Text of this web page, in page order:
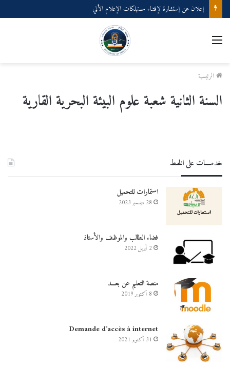
إعلان عن إستشارة لإقتناء مستهلكات الإعلام الألي
القائمة
الرئيسية
السنة الثانية شعبة علوم البيئة البحرية القارية
خدمــــات على الخـط
استمارات للتحميل
28 ديسمبر 2023
فضاء الطالب والموظف والأستاذ
2 أبريل 2022
منصة التعليم عن بعـــد
8 أكتوبر 2019
Demande d’accès à internet
31 أكتوبر 2021